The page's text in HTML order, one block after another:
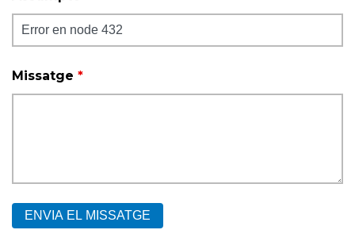
Missatge *